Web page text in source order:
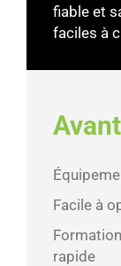
fiable et
faciles à
Facile à
rapide